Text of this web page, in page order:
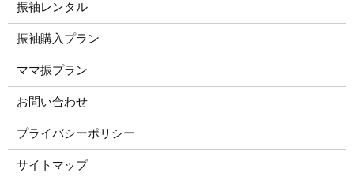
振袖レンタル
振袖購入プラン
ママ振プラン
お問い合わせ
プライバシーポリシー
サイトマップ